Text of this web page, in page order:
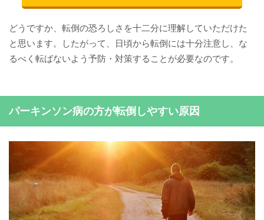
どうですか、転倒の恐ろしさを十二分に理解していただけた
と思います。したがって、日頃から転倒には十分注意し、な
るべく転ばないよう予防・対策することが必要なのです。
パーキンソン病の方が転倒しやすい原因